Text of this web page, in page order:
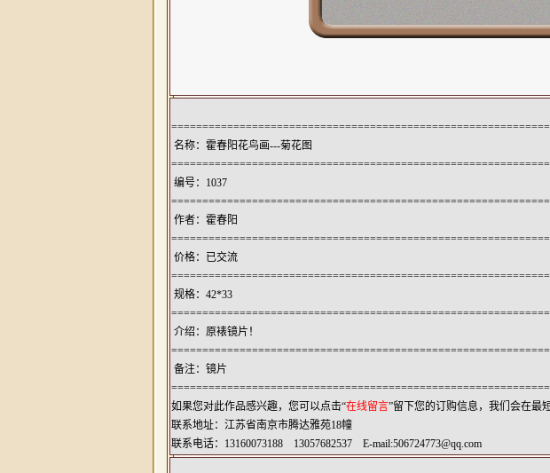
名称：霍春阳花鸟画---菊花图
编号：1037
作者： 霍春阳
价格：已交流
规格：42*33
介绍：原裱镜片！
备注：镜片
如果您对此作品感兴趣，您可以点击“在线留言”留下您的订购信息，我们会在最
联系地址：江苏省南京市腾达雅苑18幢
联系电话：13160073188 13057682537 E-mail:506724773@qq.com